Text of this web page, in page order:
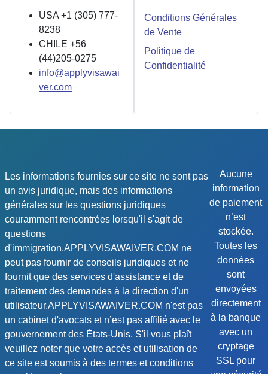
USA +1 (305) 777-
8238
CHILE +56
(44)205-0275
info@applyvisawai
ver.com
Conditions Générales
de Vente
Politique de
Confidentialité
Les informations fournies sur ce site ne sont pas
un avis juridique, mais des informations
générales sur les questions juridiques
couramment rencontrées lorsqu'il s'agit de
questions
d'immigration.APPLYVISAWAIVER.COM ne
peut pas fournir de conseils juridiques et ne
fournit que des services d'assistance et de
traitement des demandes à la direction d'un
utilisateur.APPLYVISAWAIVER.COM n'est pas
un cabinet d'avocats et n’est pas affilié avec le
gouvernement des États-Unis. S'il vous plaît
veuillez noter que votre accès et utilisation de
ce site est soumis à des termes et conditions
Aucune
information
de paiement
n’est
stockée.
Toutes les
données
sont
envoyées
directement
à la banque
avec un
cryptage
SSL pour